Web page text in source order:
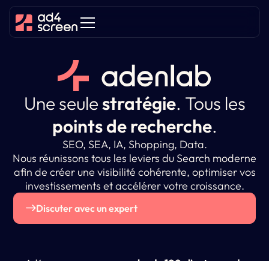
Une seulestratégie. Tous les
points de recherche.
SEO, SEA, IA, Shopping, Data.
Nous réunissons tous les leviers du Search moderne
afin de créer une visibilité cohérente, optimiser vos
investissements et accélérer votre croissance.
Discuter avec un expert